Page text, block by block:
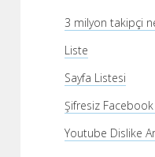
3 milyon takipçi
Liste
Sayfa Listesi
Şifresiz
Youtube Dislike